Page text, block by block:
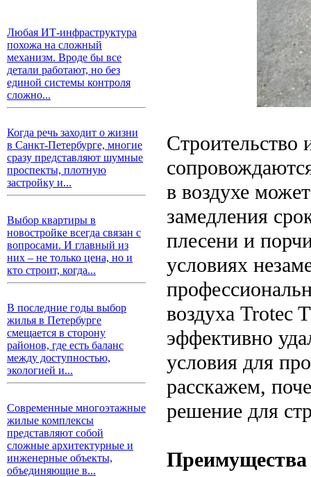
Любая ИТ-инфраструктура
похожа на сложный
механизм. Вроде бы все
детали работают, но без
единой системы контроля
сложно...
Когда речь заходит о жизни
в Санкт-Петербурге, многие
сразу представляют шумные
проспекты, плотную
застройку и...
Выбор квартиры в
новостройке всегда связан с
вопросами. И главный из
них – не только цена, но и
кто строит, когда...
В последние годы выбор
жилья в Петербурге
смещается в сторону
районов, где есть баланс
между доступностью,
экологией и...
Современные многоэтажные
жилые комплексы
представляют собой
сложные архитектурные и
инженерные объекты,
объединяющие в...
в воздухе
замедления
плесени и
условиях
воздуха Trotec
эффективно
условия для
расскажем,
решение для
Преимущества